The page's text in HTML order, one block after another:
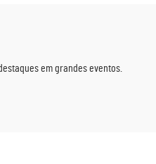
em grandes eventos.